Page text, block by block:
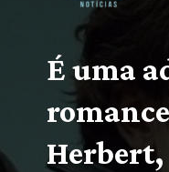
É uma
Herbert,